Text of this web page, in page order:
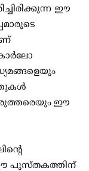
ഈ
കാർലോ
ഈ
ഈ പുസ്തകത്തിന്